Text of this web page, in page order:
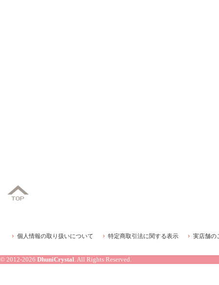
個人情報の取り扱いについて 特定商取引法に関する表示 実店舗の
© 2012-2026 DhuniCrystal. All Rights Reserved.